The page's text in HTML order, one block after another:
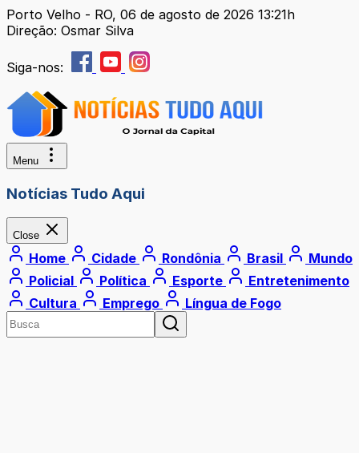
Porto Velho - RO, 06 de agosto de 2026 13:21h
Direção: Osmar Silva
Siga-nos:
Menu
Notícias Tudo Aqui
Close
Home Cidade Rondônia Brasil
Mundo
Policial
Política Esporte
Entretenimento
Cultura
Emprego Língua de Fogo